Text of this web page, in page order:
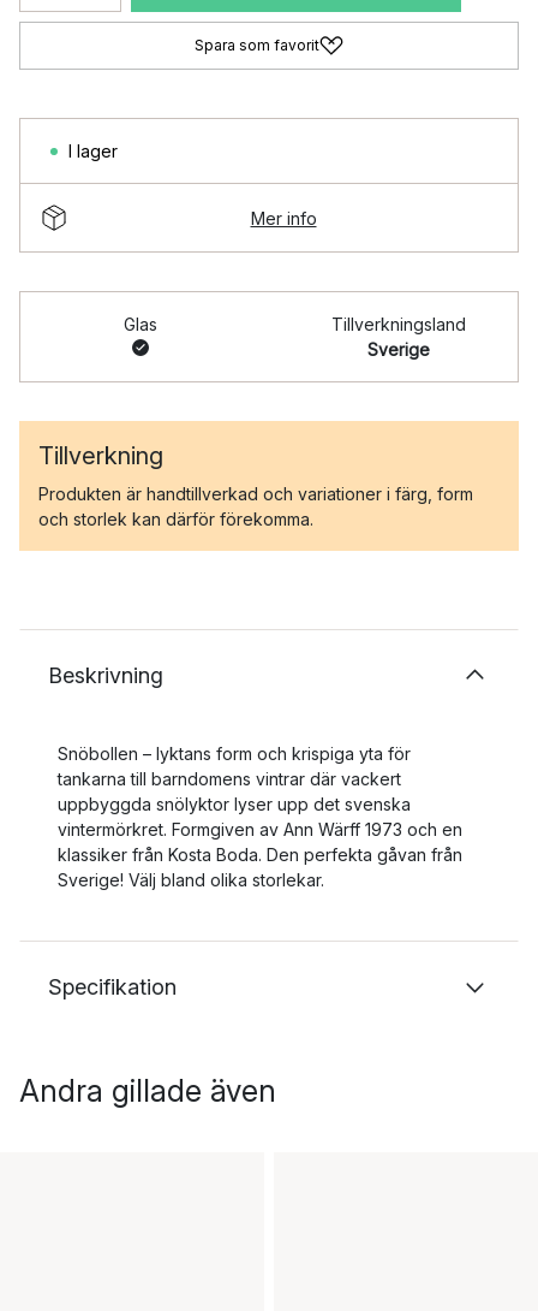
Spara som favorit
I lager
Mer info
Glas
Tillverkningsland
Sverige
Tillverkning
Produkten är handtillverkad och variationer i färg, form
och storlek kan därför förekomma.
Beskrivning
Snöbollen – lyktans form och krispiga yta för
tankarna till barndomens vintrar där vackert
uppbyggda snölyktor lyser upp det svenska
vintermörkret. Formgiven av Ann Wärff 1973 och en
klassiker från Kosta Boda. Den perfekta gåvan från
Sverige! Välj bland olika storlekar.
Specifikation
Andra gillade även